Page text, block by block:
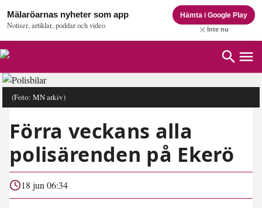
Mälaröarnas nyheter som app
Notiser, artiklar, poddar och video
Hämta i Google Play
Inte nu
(Foto: MN arkiv)
Förra veckans alla
polisärenden på Ekerö
18 jun 06:34